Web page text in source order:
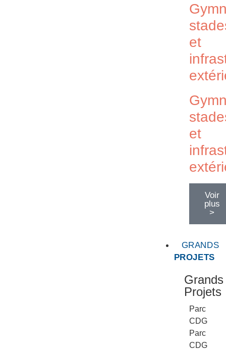
et
et
Voir
plus
>
GRANDS
PROJETS
Grands
Projets
Parc
CDG
Parc
CDG